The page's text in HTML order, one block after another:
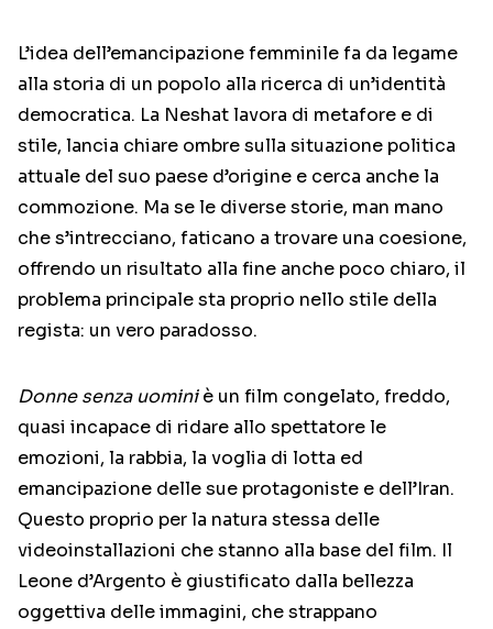
L’idea dell’emancipazione femminile fa da legame
alla storia di un popolo alla ricerca di un’identità
democratica. La Neshat lavora di metafore e di
stile, lancia chiare ombre sulla situazione politica
attuale del suo paese d’origine e cerca anche la
commozione. Ma se le diverse storie, man mano
che s’intrecciano, faticano a trovare una coesione,
offrendo un risultato alla fine anche poco chiaro, il
problema principale sta proprio nello stile della
regista: un vero paradosso.
Donne senza uominiè un film congelato, freddo,
quasi incapace di ridare allo spettatore le
emozioni, la rabbia, la voglia di lotta ed
emancipazione delle sue protagoniste e dell’Iran.
Questo proprio per la natura stessa delle
videoinstallazioni che stanno alla base del film. Il
Leone d’Argento è giustificato dalla bellezza
oggettiva delle immagini, che strappano